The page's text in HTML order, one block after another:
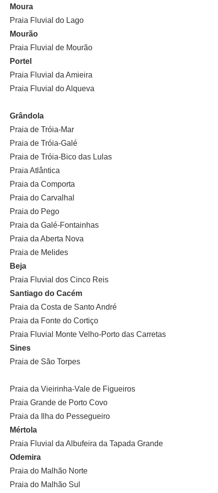
Moura
Praia Fluvial do Lago
Mourão
Praia Fluvial de Mourão
Portel
Praia Fluvial da Amieira
Praia Fluvial do Alqueva
Grândola
Praia de Tróia-Mar
Praia de Tróia-Galé
Praia de Tróia-Bico das Lulas
Praia Atlântica
Praia da Comporta
Praia do Carvalhal
Praia do Pego
Praia da Galé-Fontainhas
Praia da Aberta Nova
Praia de Melides
Beja
Praia Fluvial dos Cinco Reis
Santiago do Cacém
Praia da Costa de Santo André
Praia da Fonte do Cortiço
Praia Fluvial Monte Velho-Porto das Carretas
Sines
Praia de São Torpes
Praia da Vieirinha-Vale de Figueiros
Praia Grande de Porto Covo
Praia da Ilha do Pessegueiro
Mértola
Praia Fluvial da Albufeira da Tapada Grande
Odemira
Praia do Malhão Norte
Praia do Malhão Sul